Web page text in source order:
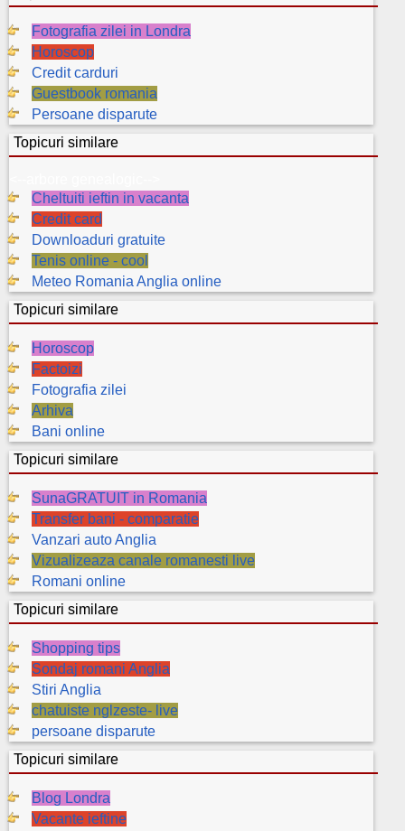
Fotografia zilei in Londra
Horoscop
Credit carduri
Guestbook romania
Persoane disparute
Topicuri similare
Cheltuiti ieftin in vacanta
Credit card
Downloaduri gratuite
Tenis online - cool
Meteo Romania Anglia online
Topicuri similare
Horoscop
Factoizi
Fotografia zilei
Arhiva
Bani online
Topicuri similare
SunaGRATUIT in Romania
Transfer bani - comparatie
Vanzari auto Anglia
Vizualizeaza canale romanesti live
Romani online
Topicuri similare
Shopping tips
Sondaj romani Anglia
Stiri Anglia
chatuiste nglzeste- live
persoane disparute
Topicuri similare
Blog Londra
Vacante ieftine